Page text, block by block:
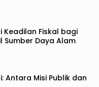
Keadilan Fiskal bagi
Sumber Daya Alam
Antara Misi Publik dan